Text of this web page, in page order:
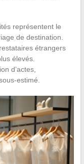
représentent le
de destination.
étrangers
élevés.
d’actes,
estimé.